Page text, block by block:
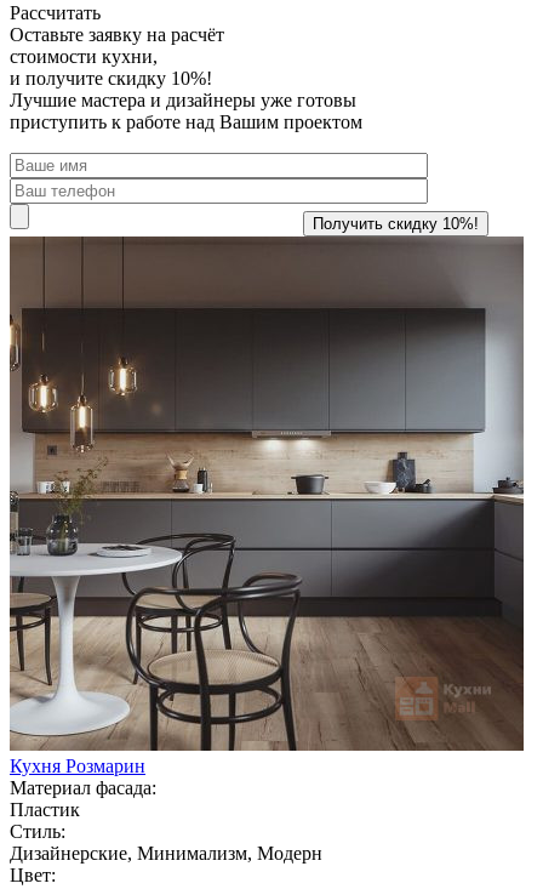
Рассчитать
Оставьте заявку на расчёт
стоимости кухни,
и получите скидку 10%!
Лучшие мастера и дизайнеры уже готовы
приступить к работе над Вашим проектом
Кухня Розмарин
Материал фасада:
Пластик
Стиль:
Дизайнерские, Минимализм, Модерн
Цвет: